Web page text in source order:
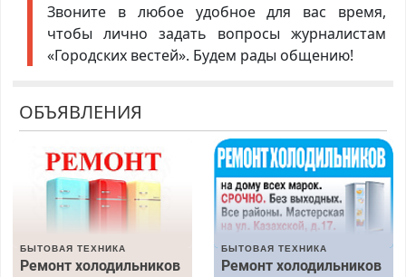
Звоните в любое удобное для вас время,
чтобы лично задать вопросы журналистам
«Городских вестей». Будем рады общению!
ОБЪЯВЛЕНИЯ
БЫТОВАЯ ТЕХНИКА
Ремонт холодильников
БЫТОВАЯ ТЕХНИКА
Ремонт холодильников